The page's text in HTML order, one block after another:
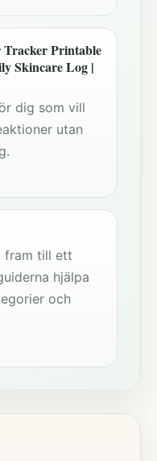
Tracker Printable
Skincare Log |
dig som vill
utan
fram till ett
hjälpa
och